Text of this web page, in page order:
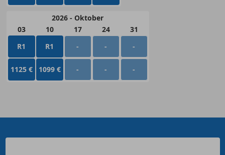
2026 - Oktober
03
10 17 24
31
R1
R1 - - -
1125 € 1099 € - - -